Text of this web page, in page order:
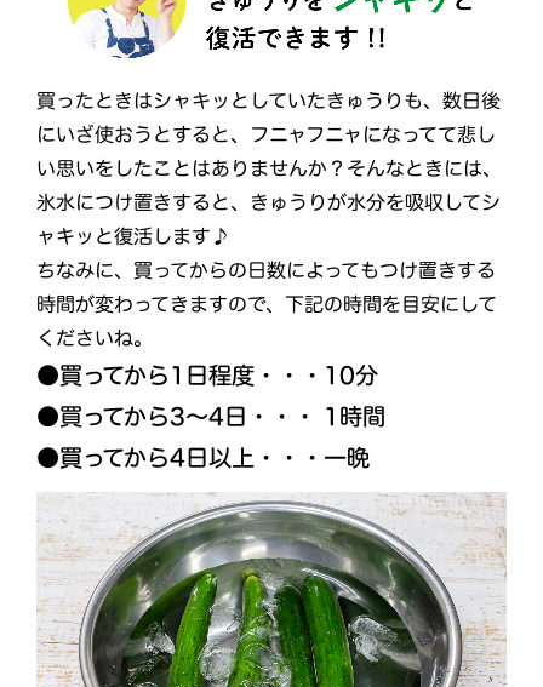
買ったときはシャキッとしていたきゅうりも、数日後
にいざ使おうとすると、フニャフニャになってて悲し
い思いをしたことはありませんか？そんなときには、
氷水につけ置きすると、きゅうりが水分を吸収してシ
ャキッと復活します♪
ちなみに、買ってからの日数によってもつけ置きする
時間が変わってきますので、下記の時間を目安にして
くださいね。
●買ってから1日程度・・・10分
●買ってから3～4日・・・ 1時間
●買ってから4日以上・・・一晩